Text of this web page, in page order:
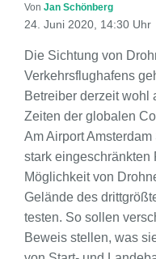
Von Jan Schönberg
24. Juni 2020, 14:30 Uhr
Die Sichtung von
Verkehrsflughafens
Betreiber derzeit wohl
Zeiten der globalen
Am Airport
stark eingeschränkten
Möglichkeit von
Gelände des
testen. So sollen
Beweis stellen, was